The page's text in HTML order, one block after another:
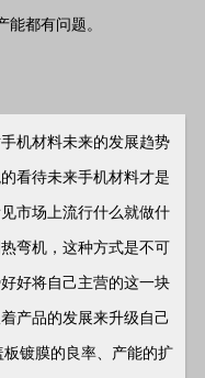
都有问题。
机材料未来的发展趋势
看待未来手机材料才是
市场上流行什么就做什
弯机，这种方式是不可
好将自己主营的这一块
产品的发展来升级自己
镀膜的良率、产能的扩